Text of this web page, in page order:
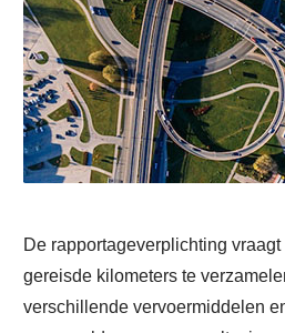
De rapportageverplichting
gereisde kilometers te
verschillende vervoermiddelen